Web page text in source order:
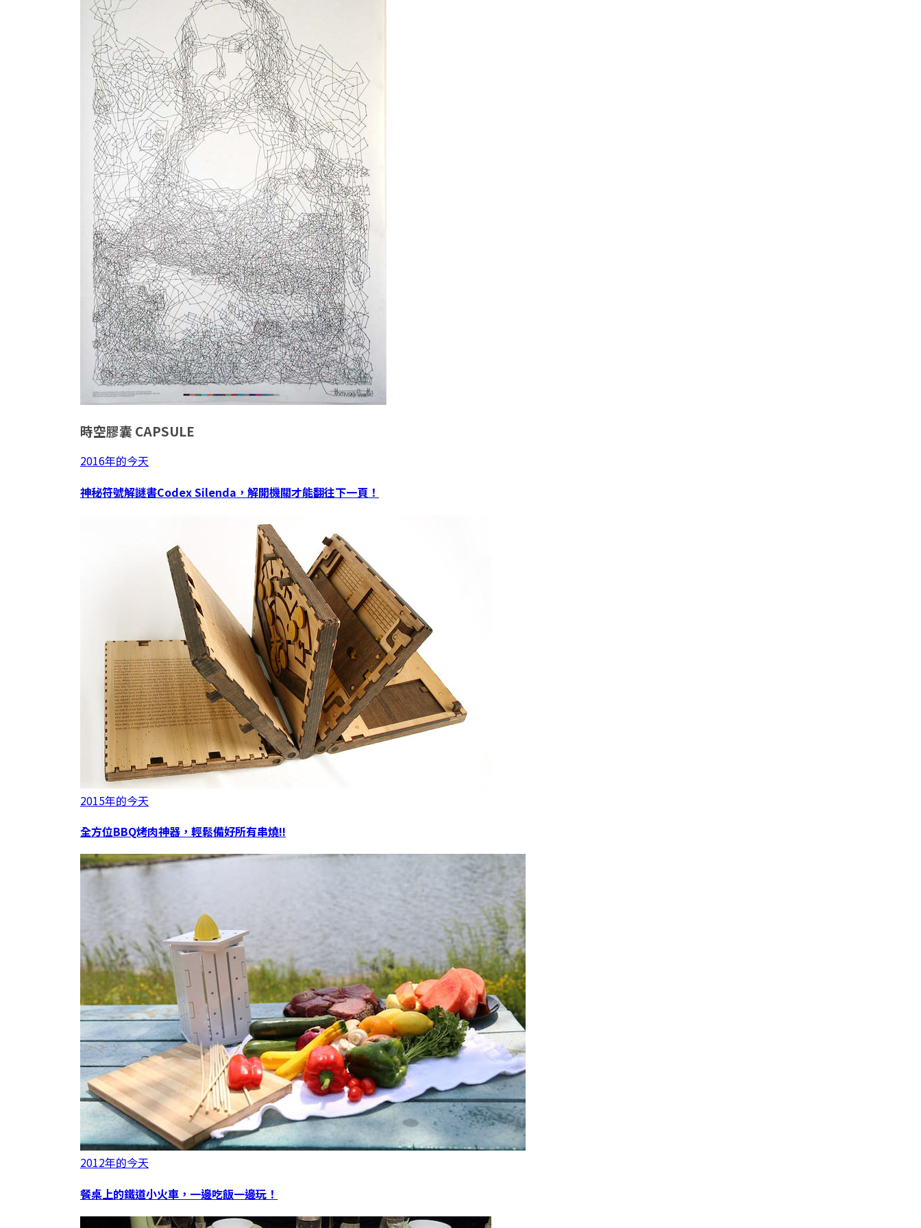
時空膠囊 CAPSULE
2016年的今天
神秘符號解謎書Codex Silenda，解開機關才能翻往下一頁！
2015年的今天
全方位BBQ烤肉神器，輕鬆備好所有串燒!!
2012年的今天
餐桌上的鐵道小火車，一邊吃飯一邊玩！